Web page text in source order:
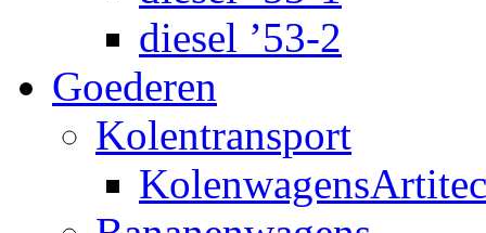
diesel ’53-2
Goederen
Kolentransport
KolenwagensArtitec